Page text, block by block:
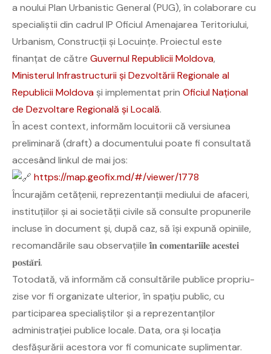
a noului Plan Urbanistic General (PUG), în colaborare cu
specialiștii din cadrul IP Oficiul Amenajarea Teritoriului,
Urbanism, Construcții și Locuințe. Proiectul este
finanțat de către Guvernul Republicii Moldova,
Ministerul Infrastructurii și Dezvoltării Regionale al
Republicii Moldova și implementat prin Oficiul Național
de Dezvoltare Regională și Locală.
În acest context, informăm locuitorii că versiunea
preliminară (draft) a documentului poate fi consultată
accesând linkul de mai jos:
https://map.geofix.md/#/viewer/1778
Încurajăm cetățenii, reprezentanții mediului de afaceri,
instituțiilor și ai societății civile să consulte propunerile
incluse în document și, după caz, să își expună opiniile,
recomandările sau observațiile 𝐢̂𝐧 𝐜𝐨𝐦𝐞𝐧𝐭𝐚𝐫𝐢𝐢𝐥𝐞 𝐚𝐜𝐞𝐬𝐭𝐞𝐢
𝐩𝐨𝐬𝐭𝐚̆𝐫𝐢.
Totodată, vă informăm că consultările publice propriu-
zise vor fi organizate ulterior, în spațiu public, cu
participarea specialiștilor și a reprezentanților
administrației publice locale. Data, ora și locația
desfășurării acestora vor fi comunicate suplimentar.